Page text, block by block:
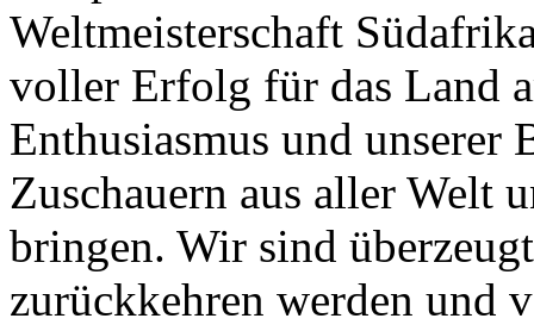
Weltmeisterschaft
voller Erfolg für das Land
Enthusiasmus und unserer
Zuschauern aus aller Welt
bringen. Wir sind
zurückkehren werden und